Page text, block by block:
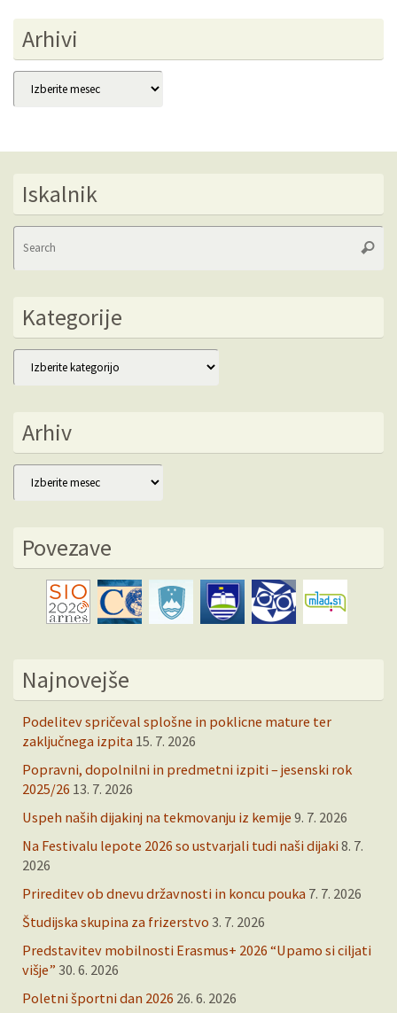
Arhivi
Arhivi
Iskalnik
Kategorije
Kategorije
Arhiv
Arhiv
Povezave
Najnovejše
Podelitev spričeval splošne in poklicne mature ter
zaključnega izpita 15. 7. 2026
Popravni, dopolnilni in predmetni izpiti – jesenski rok
2025/26 13. 7. 2026
Uspeh naših dijakinj na tekmovanju iz kemije 9. 7. 2026
Na Festivalu lepote 2026 so ustvarjali tudi naši dijaki 8. 7.
2026
Prireditev ob dnevu državnosti in koncu pouka 7. 7. 2026
Študijska skupina za frizerstvo 3. 7. 2026
Predstavitev mobilnosti Erasmus+ 2026 “Upamo si ciljati
višje” 30. 6. 2026
Poletni športni dan 2026 26. 6. 2026